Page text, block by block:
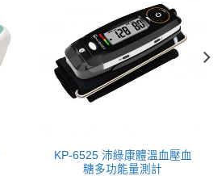
KP-6525 沛綠康體溫血壓血
糖多功能量測計